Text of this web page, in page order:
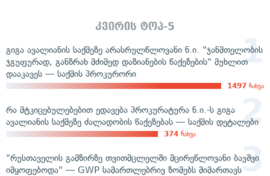
კვირის ტოპ-5
გიგა ავალიანის საქმეზე არასრულწლოვანი ნ.ი. "ჯანმთელობის
ჯგუფურად, განზრახ მძიმედ დაზიანების წაქეზების" მუხლით
დააკავეს — საქმის პროკურორი
1497 ნახვა
რა მტკიცებულებებით ედავება პროკურატურა ნ.ი.-ს გიგა
ავალიანის საქმეზე ძალადობის წაქეზებას — საქმის დეტალები
374 ნახვა
"რუსთაველის გამზირზე თვითმცლელში მცირეწლოვანი ბავშვი
იმყოფებოდა" — GWP სამართლებრივ ზომებს მიმართავს